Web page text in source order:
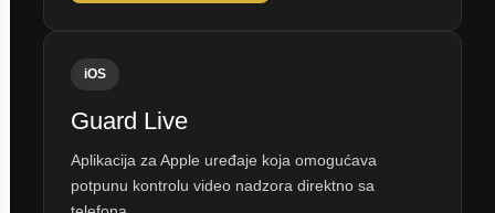
iOS
Guard Live
Aplikacija za Apple uređaje koja omogućava
potpunu kontrolu video nadzora direktno sa